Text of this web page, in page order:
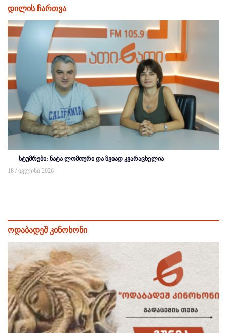
დილის ჩართვა
სტუმრები: ნატა ლომოური და ზვიად კვარაცხელია
18 / ივლისი 2026
ოდაბადეშ კინოხონი